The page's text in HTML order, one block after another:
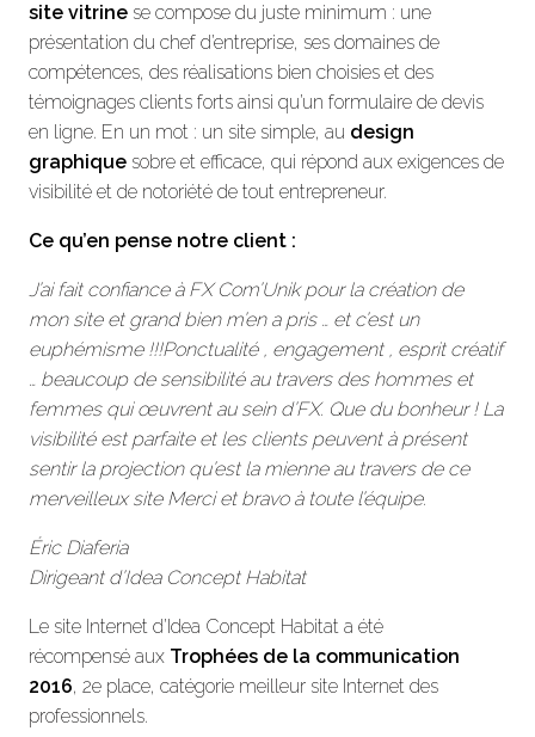
site vitrine se compose du juste minimum : une
présentation du chef d’entreprise, ses domaines de
compétences, des réalisations bien choisies et des
témoignages clients forts ainsi qu’un formulaire de devis
en ligne. En un mot : un site simple, au design
graphique sobre et efficace, qui répond aux exigences de
visibilité et de notoriété de tout entrepreneur.
Ce qu’en pense notre client :
J’ai fait confiance à FX Com’Unik pour la création de
mon site et grand bien m’en a pris … et c’est un
euphémisme !!!Ponctualité , engagement , esprit créatif
… beaucoup de sensibilité au travers des hommes et
femmes qui œuvrent au sein d’FX. Que du bonheur ! La
visibilité est parfaite et les clients peuvent à présent
sentir la projection qu’est la mienne au travers de ce
merveilleux site Merci et bravo à toute l’équipe.
Éric Diaferia
Dirigeant d’Idea Concept Habitat
Le site Internet d’Idea Concept Habitat a été
récompensé aux Trophées de la communication
2016, 2e place, catégorie meilleur site Internet des
professionnels.